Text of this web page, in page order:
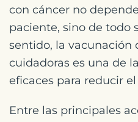
con cáncer no
paciente, sino de todo
sentido, la vacunación
cuidadoras es una de
eficaces para reducir
Entre las principales